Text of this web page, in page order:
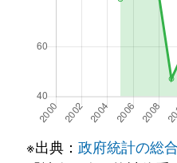
※出典： 政府統計の総